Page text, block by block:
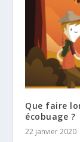
Que faire
écobuage ?
22 janvier 2020